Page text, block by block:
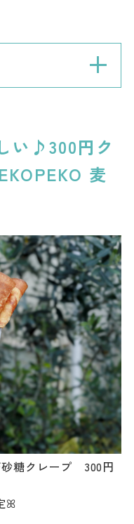
い♪300円ク
麦
糖クレープ 300円
ꕤ